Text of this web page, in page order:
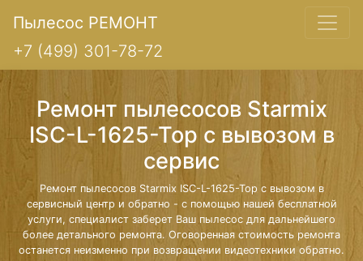
Пылесос РЕМОНТ
+7 (499) 301-78-72
Ремонт пылесосов Starmix
ISC-L-1625-Top с вывозом в
сервис
Ремонт пылесосов Starmix ISC-L-1625-Top с вывозом в
сервисный центр и обратно - с помощью нашей бесплатной
услуги, специалист заберет Ваш пылесос для дальнейшего
более детального ремонта. Оговоренная стоимость ремонта
останется неизменно при возвращении видеотехники обратно.